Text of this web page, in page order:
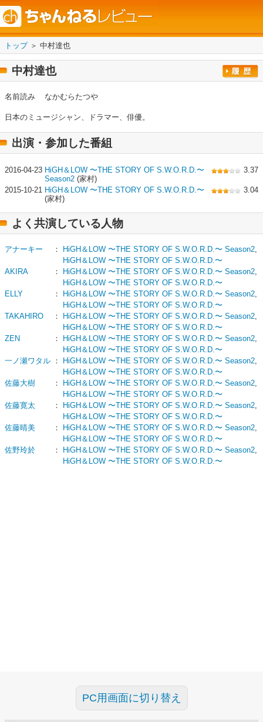
トップ＞ 中村達也
中村達也
名前読み なかむらたつや
日本のミュージシャン、ドラマー、俳優。
出演・参加した番組
2016-04-23 HiGH＆LOW 〜THE STORY OF S.W.O.R.D.〜
Season2 (家村)
3.37
2015-10-21 HiGH＆LOW 〜THE STORY OF S.W.O.R.D.〜
(家村)
3.04
よく共演している人物
アナーキー ： HiGH＆LOW 〜THE STORY OF S.W.O.R.D.〜 Season2,
HiGH＆LOW 〜THE STORY OF S.W.O.R.D.〜
AKIRA
： HiGH＆LOW 〜THE STORY OF S.W.O.R.D.〜 Season2,
HiGH＆LOW 〜THE STORY OF S.W.O.R.D.〜
ELLY
： HiGH＆LOW 〜THE STORY OF S.W.O.R.D.〜 Season2,
HiGH＆LOW 〜THE STORY OF S.W.O.R.D.〜
TAKAHIRO
： HiGH＆LOW 〜THE STORY OF S.W.O.R.D.〜 Season2,
HiGH＆LOW 〜THE STORY OF S.W.O.R.D.〜
ZEN
： HiGH＆LOW 〜THE STORY OF S.W.O.R.D.〜 Season2,
HiGH＆LOW 〜THE STORY OF S.W.O.R.D.〜
一ノ瀬ワタル ： HiGH＆LOW 〜THE STORY OF S.W.O.R.D.〜 Season2,
HiGH＆LOW 〜THE STORY OF S.W.O.R.D.〜
佐藤大樹
： HiGH＆LOW 〜THE STORY OF S.W.O.R.D.〜 Season2,
HiGH＆LOW 〜THE STORY OF S.W.O.R.D.〜
佐藤寛太
： HiGH＆LOW 〜THE STORY OF S.W.O.R.D.〜 Season2,
HiGH＆LOW 〜THE STORY OF S.W.O.R.D.〜
佐藤晴美
： HiGH＆LOW 〜THE STORY OF S.W.O.R.D.〜 Season2,
HiGH＆LOW 〜THE STORY OF S.W.O.R.D.〜
佐野玲於
： HiGH＆LOW 〜THE STORY OF S.W.O.R.D.〜 Season2,
HiGH＆LOW 〜THE STORY OF S.W.O.R.D.〜
PC用画面に切り替え